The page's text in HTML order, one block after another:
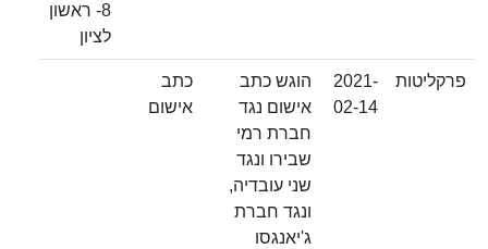
8- ראשון
לציון
פרקליטות
2021-
02-14
הוגש כתב
אישום נגד
חברת רמי
שבירו ונגד
שני עובדיה,
ונגד חברת
ג'יאנגסו
כתב
אישום